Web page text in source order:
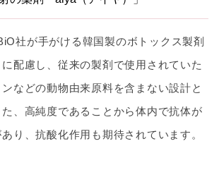
社が手がける韓国製のボトックス製剤
配慮し、従来の製剤で使用されていた
などの動物由来原料を含まない設計と
、高純度であることから体内で抗体が
り、抗酸化作用も期待されています。